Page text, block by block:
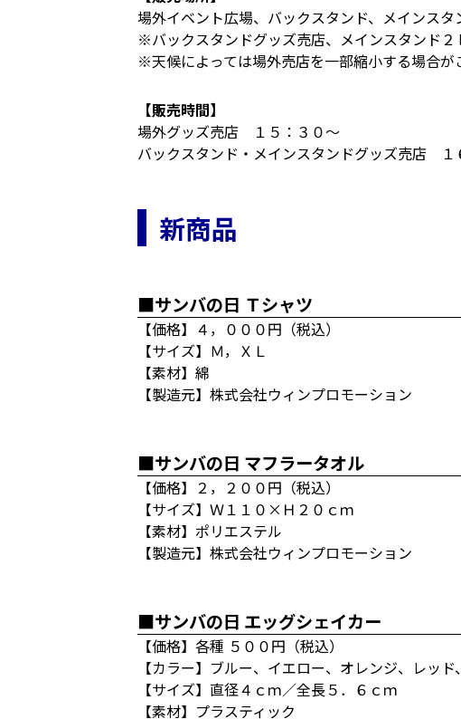
場外イベント広場、バックスタンド、メインス
※バックスタンドグッズ売店、メインスタンド２
※天候によっては場外売店を一部縮小する場合が
【販売時間】
場外グッズ売店 １５：３０～
バックスタンド・メインスタンドグッズ売店 １
新商品
■サンバの日 Ｔシャツ
【価格】４，０００円（税込）
【サイズ】Ｍ，ＸＬ
【素材】綿
【製造元】株式会社ウィンプロモーション
■サンバの日 マフラータオル
【価格】２，２００円（税込）
【サイズ】Ｗ１１０×Ｈ２０ｃｍ
【素材】ポリエステル
【製造元】株式会社ウィンプロモーション
■サンバの日 エッグシェイカー
【価格】各種 ５００円（税込）
【カラー】ブルー、イエロー、オレンジ、レッド
【サイズ】直径４ｃｍ／全長５．６ｃｍ
【素材】プラスティック